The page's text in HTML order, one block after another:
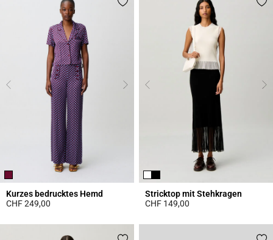
Kurzes bedrucktes Hemd
CHF 249,00
Stricktop mit Stehkragen
CHF 149,00